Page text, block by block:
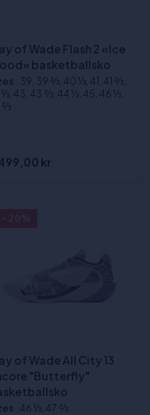
of Wade Flash 2 «Ice
basketballsko
:39, 39 2⁄3, 40 1⁄3, 41, 41 2⁄3,
43, 43 2⁄3, 44 1⁄3, 45, 46 1⁄3,
kr
of Wade All City 13
"Butterfly"
:46 1⁄3, 47 2⁄3